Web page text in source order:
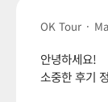
OK Tour ·
안녕하세요!
소중한 후기